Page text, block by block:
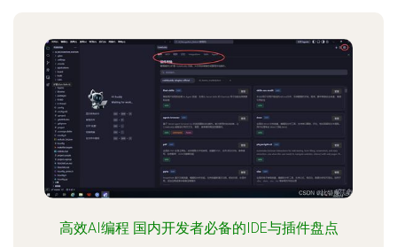
高效AI编程 国内开发者必备的IDE与插件盘点